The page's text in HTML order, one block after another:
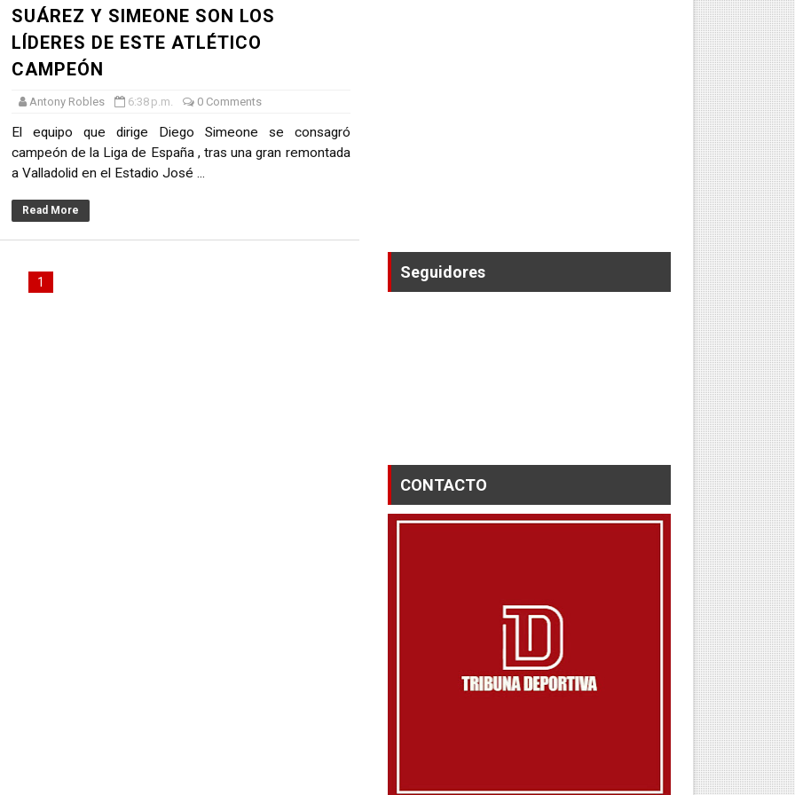
DEL RONEX 2025 SERÁ ESTE 30 DE NOVIEMBRE
la Primavera del Rally Mobil Perú
PRIMER GOLPE Y SUEÑA CON EL ASCENSO
Y NUEVO RÉCORD NACIONAL
MONTES, CASTRO Y RODRÍGUEZ SE IMPONEN EN LA ELECTRIZANTE SEGUNDA FECHA DEL RONEX
SUÁREZ Y SIMEONE SON LOS
LÍDERES DE ESTE ATLÉTICO
CAMPEÓN
Antony Robles 6:38 p.m. 0 Comments
El equipo que dirige Diego Simeone se consagró
campeón de la Liga de España , tras una gran remontada
a Valladolid en el Estadio José ...
Read More
1
Seguidores
CONTACTO